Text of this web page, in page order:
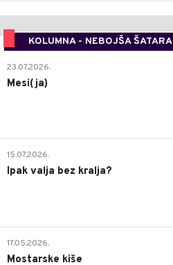
KOLUMNA - NEBOJŠA ŠATARA
23.07.2026.
Mesi(ja)
15.07.2026.
Ipak valja bez kralja?
17.05.2026.
Mostarske kiše